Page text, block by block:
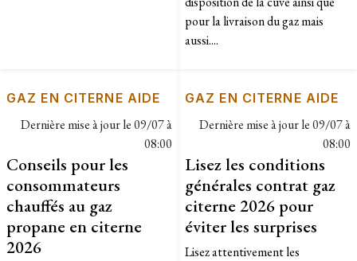
pour la livraison du gaz mais
aussi....
GAZ EN CITERNE AIDE
Dernière mise à jour le09/07 à
08:00
Conseils pour les
consommateurs
chauffés au gaz
propane en citerne
2026
GAZ EN CITERNE AIDE
Dernière mise à jour le09/07 à
08:00
Lisez les conditions
générales contrat gaz
citerne 2026 pour
éviter les surprises
Lisez attentivement les